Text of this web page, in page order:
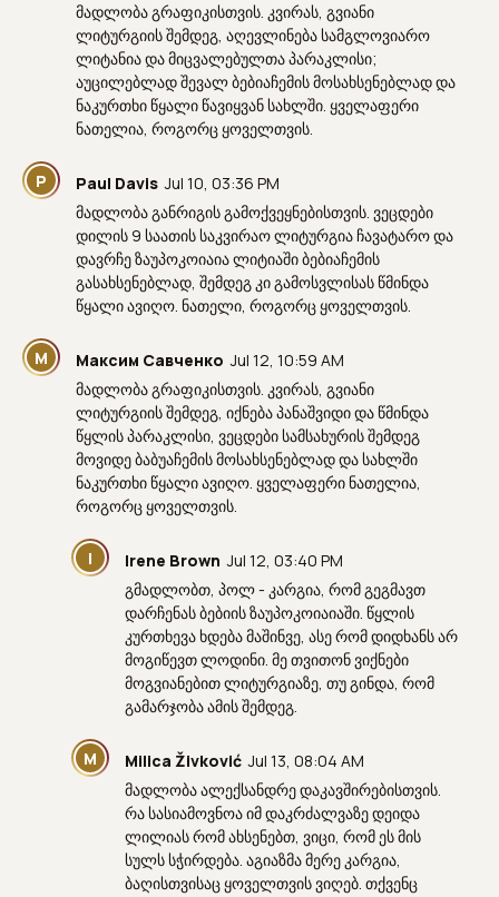
მადლობა გრაფიკისთვის. კვირას, გვიანი
ლიტურგიის შემდეგ, აღევლინება სამგლოვიარო
ლიტანია და მიცვალებულთა პარაკლისი;
აუცილებლად შევალ ბებიაჩემის მოსახსენებლად და
ნაკურთხი წყალი წავიყვან სახლში. ყველაფერი
ნათელია, როგორც ყოველთვის.
P Paul Davis Jul 10, 03:36 PM
მადლობა განრიგის გამოქვეყნებისთვის. ვეცდები
დილის 9 საათის საკვირაო ლიტურგია ჩავატარო და
დავრჩე ზაუპოკოიაია ლიტიაში ბებიაჩემის
გასახსენებლად, შემდეგ კი გამოსვლისას წმინდა
წყალი ავიღო. ნათელი, როგორც ყოველთვის.
М Максим Савченко Jul 12, 10:59 AM
მადლობა გრაფიკისთვის. კვირას, გვიანი
ლიტურგიის შემდეგ, იქნება პანაშვიდი და წმინდა
წყლის პარაკლისი, ვეცდები სამსახურის შემდეგ
მოვიდე ბაბუაჩემის მოსახსენებლად და სახლში
ნაკურთხი წყალი ავიღო. ყველაფერი ნათელია,
როგორც ყოველთვის.
I Irene Brown Jul 12, 03:40 PM
გმადლობთ, პოლ - კარგია, რომ გეგმავთ
დარჩენას ბებიის ზაუპოკოიაიაში. წყლის
კურთხევა ხდება მაშინვე, ასე რომ დიდხანს არ
მოგიწევთ ლოდინი. მე თვითონ ვიქნები
მოგვიანებით ლიტურგიაზე, თუ გინდა, რომ
გამარჯობა ამის შემდეგ.
M Milica Živković Jul 13, 08:04 AM
მადლობა ალექსანდრე დაკავშირებისთვის.
რა სასიამოვნოა იმ დაკრძალვაზე დეიდა
ლილიას რომ ახსენებთ, ვიცი, რომ ეს მის
სულს სჭირდება. აგიაზმა მერე კარგია,
ბაღისთვისაც ყოველთვის ვიღებ. თქვენც